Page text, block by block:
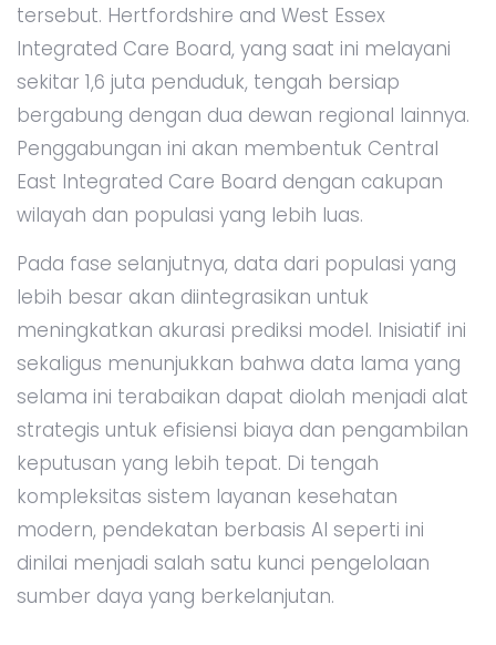
tersebut. Hertfordshire and West Essex
Integrated Care Board, yang saat ini melayani
sekitar 1,6 juta penduduk, tengah bersiap
bergabung dengan dua dewan regional lainnya.
Penggabungan ini akan membentuk Central
East Integrated Care Board dengan cakupan
wilayah dan populasi yang lebih luas.
Pada fase selanjutnya, data dari populasi yang
lebih besar akan diintegrasikan untuk
meningkatkan akurasi prediksi model. Inisiatif ini
sekaligus menunjukkan bahwa data lama yang
selama ini terabaikan dapat diolah menjadi alat
strategis untuk efisiensi biaya dan pengambilan
keputusan yang lebih tepat. Di tengah
kompleksitas sistem layanan kesehatan
modern, pendekatan berbasis AI seperti ini
dinilai menjadi salah satu kunci pengelolaan
sumber daya yang berkelanjutan.